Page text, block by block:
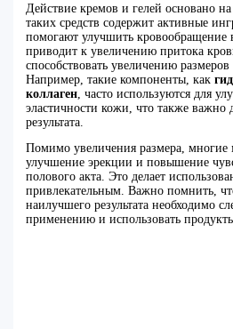
Действие кремов и гелей основано
таких средств содержит активные
помогают улучшить кровообращение
приводит к увеличению притока
способствовать увеличению размеров
Например, такие компоненты, как
коллаген , часто используются для
эластичности кожи, что также важно
результата.
Помимо увеличения размера,
улучшение эрекции и повышение
полового акта. Это делает
привлекательным. Важно помнить,
наилучшего результата необходимо
применению и использовать